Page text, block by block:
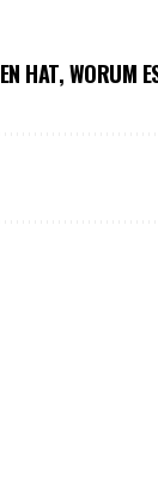
HAT, WORUM